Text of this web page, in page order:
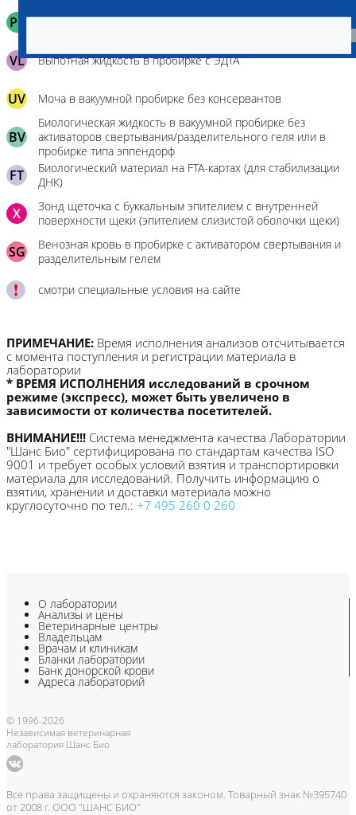
PL
Плазма с ЭДТА в пробирке без активаторов свертывания/
VL Выпотная жидкость в пробирке с ЭДТА
UV Моча в вакуумной пробирке без консервантов
BV
Биологическая жидкость в вакуумной пробирке без
активаторов свертывания/разделительного геля или в
пробирке типа эппендорф
FT
Биологический материал на FTA-картах (для стабилизации
ДНК)
X
Зонд щеточка с буккальным эпителием с внутренней
поверхности щеки (эпителием слизистой оболочки щеки)
SG
Венозная кровь в пробирке с активатором свертывания и
разделительным гелем
смотри специальные условия на сайте
ПРИМЕЧАНИЕ: Время исполнения анализов отсчитывается
с момента поступления и регистрации материала в
лаборатории
* ВРЕМЯ ИСПОЛНЕНИЯ исследований в срочном
режиме (экспресс), может быть увеличено в
зависимости от количества посетителей.
ВНИМАНИЕ!!! Система менеджмента качества Лаборатории
"Шанс Био" сертифицирована по стандартам качества ISO
9001 и требует особых условий взятия и транспортировки
материала для исследований. Получить информацию о
взятии, хранении и доставки материала можно
круглосуточно по тел.: +7 495 260 0 260
О лаборатории
Анализы и цены
Ветеринарные центры
Владельцам
Врачам и клиникам
Бланки лаборатории
Банк донорской крови
Адреса лабораторий
© 1996-2026
Независимая ветеринарная
лаборатория Шанс Био
Все права защищены и охраняются законом. Товарный знак №395740
от 2008 г. ООО "ШАНС БИО"